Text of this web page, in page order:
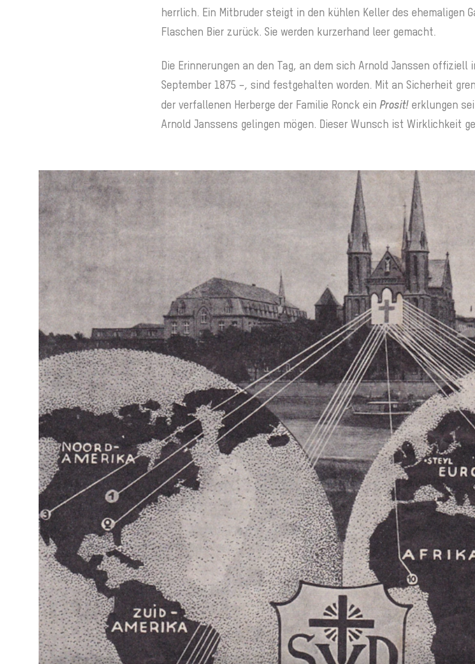
herrlich. Ein Mitbruder steigt in den kühlen Keller des ehemaligen
Flaschen Bier zurück. Sie werden kurzerhand leer gemacht.
Die Erinnerungen an den Tag, an dem sich Arnold Janssen offiziell
September 1875 –, sind festgehalten worden. Mit an Sicherheit
der verfallenen Herberge der Familie Ronck ein Prosit!erklungen
Arnold Janssens gelingen mögen. Dieser Wunsch ist Wirklichkeit